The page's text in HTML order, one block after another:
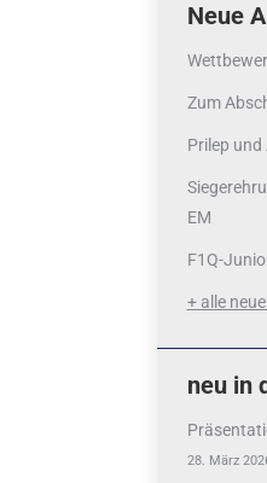
Neue
Zum
Prilep
EM
F1Q-
+ alle
neu in
28. März